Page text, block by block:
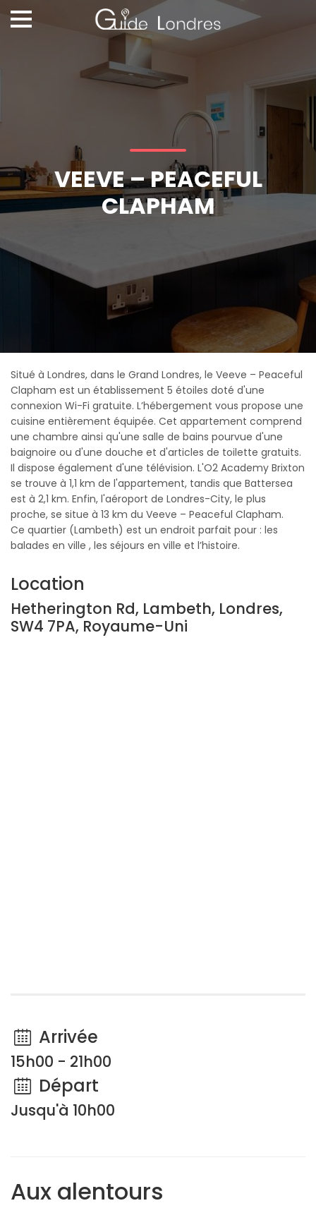
VEEVE – PEACEFUL
CLAPHAM
Situé à Londres, dans le Grand Londres, le Veeve – Peaceful
Clapham est un établissement 5 étoiles doté d'une
connexion Wi-Fi gratuite. L’hébergement vous propose une
cuisine entièrement équipée. Cet appartement comprend
une chambre ainsi qu'une salle de bains pourvue d'une
baignoire ou d'une douche et d'articles de toilette gratuits.
Il dispose également d'une télévision. L'O2 Academy Brixton
se trouve à 1,1 km de l'appartement, tandis que Battersea
est à 2,1 km. Enfin, l'aéroport de Londres-City, le plus
proche, se situe à 13 km du Veeve – Peaceful Clapham.
Ce quartier (Lambeth) est un endroit parfait pour : les
balades en ville , les séjours en ville et l’histoire.
Location
Hetherington Rd, Lambeth, Londres,
SW4 7PA, Royaume-Uni
Arrivée
15h00 - 21h00
Départ
Jusqu'à 10h00
Aux alentours